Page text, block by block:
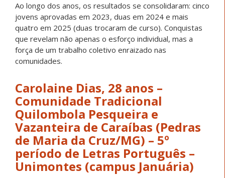
Ao longo dos anos, os resultados se consolidaram: cinco
jovens aprovadas em 2023, duas em 2024 e mais
quatro em 2025 (duas trocaram de curso). Conquistas
que revelam não apenas o esforço individual, mas a
força de um trabalho coletivo enraizado nas
comunidades.
Carolaine Dias, 28 anos –
Comunidade Tradicional
Quilombola Pesqueira e
Vazanteira de Caraíbas (Pedras
de Maria da Cruz/MG) – 5º
período de Letras Português –
Unimontes (campus Januária)